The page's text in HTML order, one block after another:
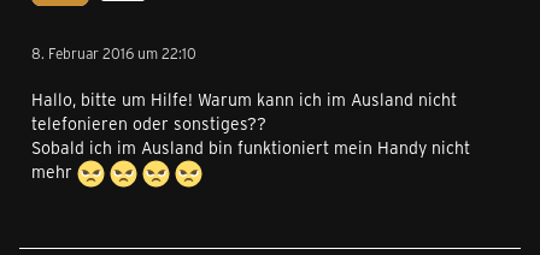
8. Februar 2016 um 22:10
Hallo, bitte um Hilfe! Warum kann ich im Ausland nicht
telefonieren oder sonstiges??
Sobald ich im Ausland bin funktioniert mein Handy nicht
mehr